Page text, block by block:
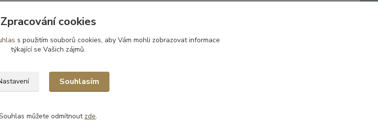
Deky
Zpracování cookies
s použitím souborů cookies, aby Vám mohli zobrazovat informace
týkající se Vašich zájmů.
Souhlasím
můžete odmítnout zde.